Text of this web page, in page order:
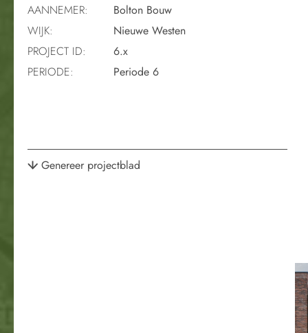
AANNEMER:
Bolton Bouw
WIJK:
Nieuwe Westen
PROJECT ID:
6.x
PERIODE:
Periode 6
Genereer projectblad